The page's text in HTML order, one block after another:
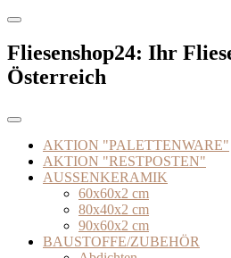
Fliesenshop24: Ihr
Österreich
AKTION "PALETTENWARE"
AKTION "RESTPOSTEN"
AUSSENKERAMIK
60x60x2 cm
80x40x2 cm
90x60x2 cm
BAUSTOFFE/ZUBEHÖR